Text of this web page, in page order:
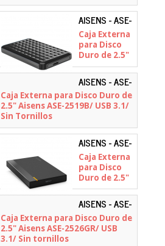
AISENS - ASE-
2521B
Caja Externa
para Disco
Duro de 2.5"
Aisens ASE-
2521B/ USB
3.1/ Sin
tornillos
AISENS - ASE-
2519B
Caja Externa para Disco Duro de
2.5" Aisens ASE-2519B/ USB 3.1/
Sin Tornillos
AISENS - ASE-
2524B
Caja Externa
para Disco
Duro de 2.5"
Aisens ASE-
2524B/ USB
3.1/ Sin
tornillos
AISENS - ASE-
2526GR
Caja Externa para Disco Duro de
2.5" Aisens ASE-2526GR/ USB
3.1/ Sin tornillos